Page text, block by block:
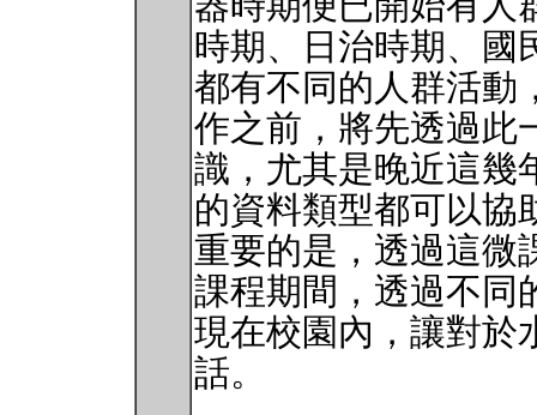
時期、日治時期、國
都有不同的人群活動
作之前，將先透過此
識，尤其是晚近這幾
的資料類型都可以協
重要的是，透過這微
課程期間，透過不同
現在校園內，讓對於
話。